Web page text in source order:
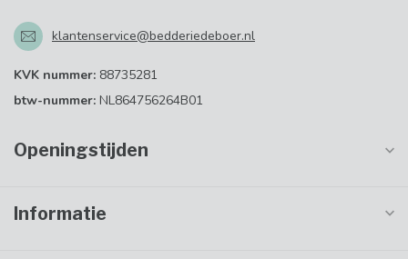
klantenservice@bedderiedeboer.nl
KVK nummer: 88735281
btw-nummer: NL864756264B01
Openingstijden
Informatie